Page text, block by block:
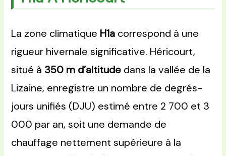
La zone climatique H1a correspond à une
rigueur hivernale significative. Héricourt,
situé à 350 m d’altitude dans la vallée de la
Lizaine, enregistre un nombre de degrés-
jours unifiés (DJU) estimé entre 2 700 et 3
000 par an, soit une demande de
chauffage nettement supérieure à la